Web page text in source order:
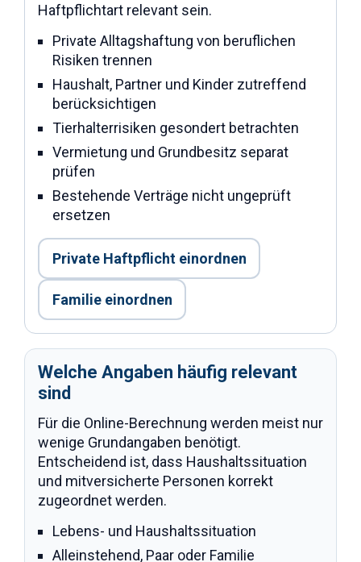
Haftpflichtart relevant sein.
Private Alltagshaftung von beruflichen
Risiken trennen
Haushalt, Partner und Kinder zutreffend
berücksichtigen
Tierhalterrisiken gesondert betrachten
Vermietung und Grundbesitz separat
prüfen
Bestehende Verträge nicht ungeprüft
ersetzen
Private Haftpflicht einordnen
Familie einordnen
Welche Angaben häufig relevant
sind
Für die Online-Berechnung werden meist nur
wenige Grundangaben benötigt.
Entscheidend ist, dass Haushaltssituation
und mitversicherte Personen korrekt
zugeordnet werden.
Lebens- und Haushaltssituation
Alleinstehend, Paar oder Familie